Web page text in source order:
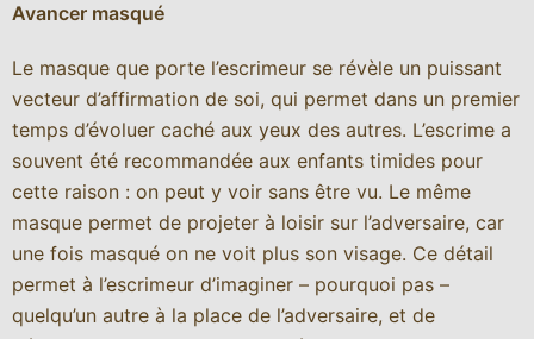
Avancer masqué
Le masque que porte l’escrimeur se révèle un puissant
vecteur d’affirmation de soi, qui permet dans un premier
temps d’évoluer caché aux yeux des autres. L’escrime a
souvent été recommandée aux enfants timides pour
cette raison : on peut y voir sans être vu. Le même
masque permet de projeter à loisir sur l’adversaire, car
une fois masqué on ne voit plus son visage. Ce détail
permet à l’escrimeur d’imaginer – pourquoi pas –
quelqu’un autre à la place de l’adversaire, et de